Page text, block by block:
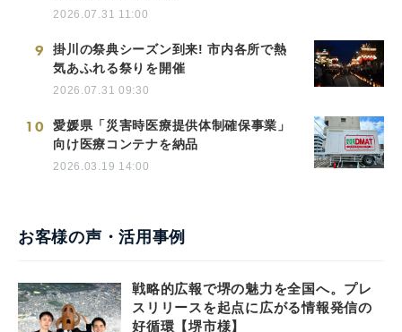
2026.07.31 11:00
9
掛川の祭典シーズン到来! 市内各所で熱
気あふれる祭りを開催
2026.07.31 09:30
10
愛媛県「災害時医療提供体制確保事業」
向け医療コンテナを納品
2026.03.19 14:00
お客様の声・活用事例
戦略的広報で堺の魅力を全国へ。プレ
スリリースを起点に広がる情報発信の
好循環【堺市様】